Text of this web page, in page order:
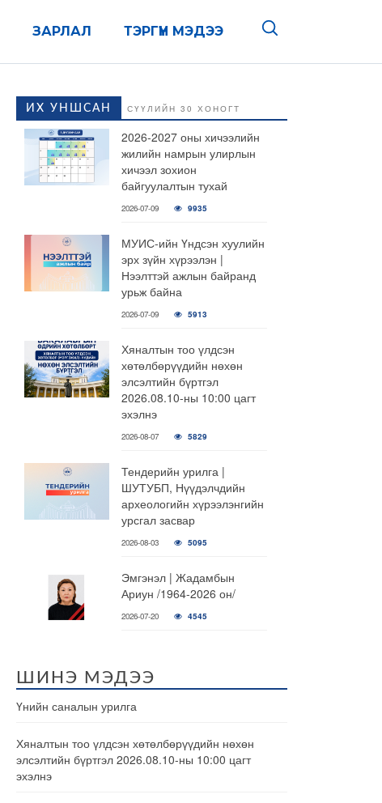
ТЭРГҮҮН МЭДЭЭ
ЗАРЛАЛ
ИХ УНШСАН СҮҮЛИЙН 30 ХОНОГТ
2026-2027 оны хичээлийн
жилийн намрын улирлын
хичээл зохион
байгуулалтын тухай
2026-07-09 9935
МУИС-ийн Үндсэн хуулийн
эрх зүйн хүрээлэн |
Нээлттэй ажлын байранд
урьж байна
2026-07-09 5913
Хяналтын тоо үлдсэн
хөтөлбөрүүдийн нөхөн
элсэлтийн бүртгэл
2026.08.10-ны 10:00 цагт
эхэлнэ
2026-08-07 5829
Тендерийн урилга |
ШУТУБП, Нүүдэлчдийн
археологийн хүрээлэнгийн
урсгал засвар
2026-08-03 5095
Эмгэнэл | Жадамбын
Ариун /1964-2026 он/
2026-07-20 4545
ШИНЭ МЭДЭЭ
Үнийн саналын урилга
Хяналтын тоо үлдсэн хөтөлбөрүүдийн нөхөн
элсэлтийн бүртгэл 2026.08.10-ны 10:00 цагт
эхэлнэ